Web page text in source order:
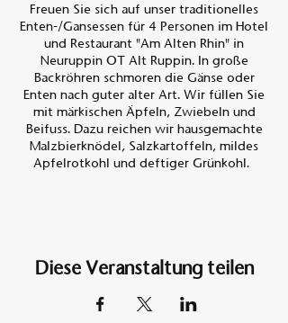
Freuen Sie sich auf unser traditionelles
Enten-/Gansessen für 4 Personen im Hotel
und Restaurant "Am Alten Rhin" in
Neuruppin OT Alt Ruppin. In große
Backröhren schmoren die Gänse oder
Enten nach guter alter Art. Wir füllen Sie
mit märkischen Äpfeln, Zwiebeln und
Beifuss. Dazu reichen wir hausgemachte
Malzbierknödel, Salzkartoffeln, mildes
Apfelrotkohl und deftiger Grünkohl.
In der Zeit vom
01.11.2023 bis 22.12.2023 bieten wir in
2 ganze Enten oder 1 ganze Gans für 4
Diese Veranstaltung teilen